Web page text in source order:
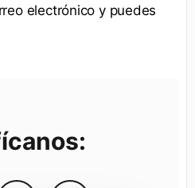
electrónico y puedes